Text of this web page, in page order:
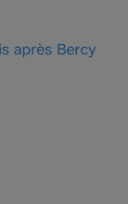
après Bercy